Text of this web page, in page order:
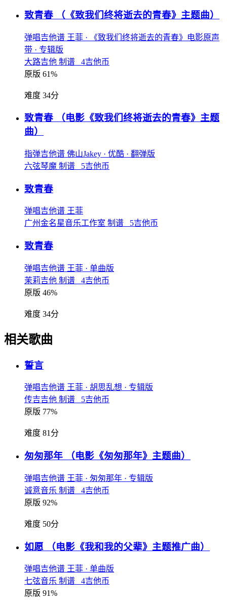
致青春 （《致我们终将逝去的青春》主题曲）
弹唱吉他谱 王菲 · 《致我们终将逝去的青春》电影原声
带 · 专辑版
大路吉他 制谱 4吉他币
原版 61%
难度 34分
致青春
（电影《致我们终将逝去的青春》主题
曲）
指弹吉他谱 佛山Jakey · 优酷 · 翻弹版
六弦琴魔 制谱 5吉他币
致青春
弹唱吉他谱 王菲
广州金名星音乐工作室 制谱 5吉他币
致青春
弹唱吉他谱 王菲 · 单曲版
茉莉吉他 制谱 4吉他币
原版 46%
难度 34分
相关歌曲
誓言
弹唱吉他谱 王菲 · 胡思乱想 · 专辑版
传吉吉他 制谱 5吉他币
原版 77%
难度 81分
匆匆那年 （电影《匆匆那年》主题曲）
弹唱吉他谱 王菲 · 匆匆那年 · 专辑版
诚意音乐 制谱 4吉他币
原版 92%
难度 50分
如愿 （电影《我和我的父辈》主题推广曲）
弹唱吉他谱 王菲 · 单曲版
七弦音乐 制谱 4吉他币
原版 91%